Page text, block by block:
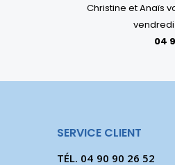
Christine et Anaïs
vendredi
04
SERVICE CLIENT
TÉL. 04 90 90 26 52